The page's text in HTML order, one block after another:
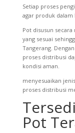
Setiap proses
agar produk
Pot disusun
yang sesuai
Tangerang.
proses distribusi
kondisi aman.
menyesuaikan
proses distribusi
Pot